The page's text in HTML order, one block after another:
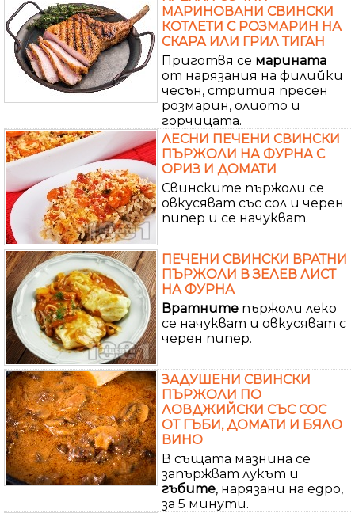
МАРИНОВАНИ СВИНСКИ
КОТЛЕТИ С РОЗМАРИН НА
СКАРА ИЛИ ГРИЛ ТИГАН
Приготвя се марината
от нарязания на филийки
чесън, стрития пресен
розмарин, олиото и
горчицата.
ЛЕСНИ ПЕЧЕНИ СВИНСКИ
ПЪРЖОЛИ НА ФУРНА С
ОРИЗ И ДОМАТИ
Свинските пържоли се
овкусяват със сол и черен
пипер и се начукват.
ПЕЧЕНИ СВИНСКИ ВРАТНИ
ПЪРЖОЛИ В ЗЕЛЕВ ЛИСТ
НА ФУРНА
Вратните пържоли леко
се начукват и овкусяват с
черен пипер.
ЗАДУШЕНИ СВИНСКИ
ПЪРЖОЛИ ПО
ЛОВДЖИЙСКИ СЪС СОС
ОТ ГЪБИ, ДОМАТИ И БЯЛО
ВИНО
В същата мазнина се
запържват лукът и
гъбите, нарязани на едро,
за 5 минути.